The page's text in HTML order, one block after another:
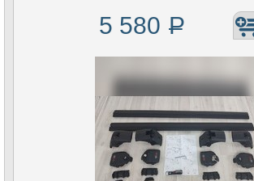
5 580 Р